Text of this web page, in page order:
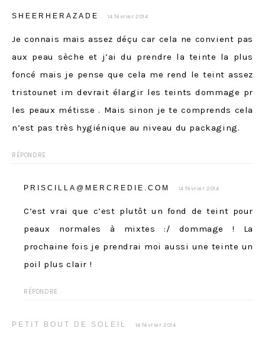
SHEERHERAZADE 14 février 2014
Je connais mais assez déçu car cela ne convient pas
aux peau sèche et j’ai du prendre la teinte la plus
foncé mais je pense que cela me rend le teint assez
tristounet im devrait élargir les teints dommage pr
les peaux métisse . Mais sinon je te comprends cela
n’est pas très hygiénique au niveau du packaging.
RÉPONDRE
PRISCILLA@MERCREDIE.COM 14 février 2014
C’est vrai que c’est plutôt un fond de teint pour
peaux normales à mixtes :/ dommage ! La
prochaine fois je prendrai moi aussi une teinte un
poil plus clair !
RÉPONDRE
PETIT BOUT DE SOLEIL 14 février 2014